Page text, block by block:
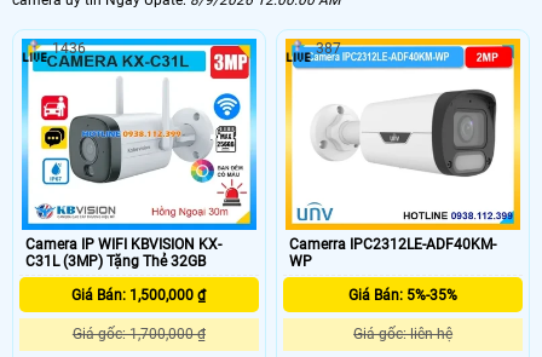
🥉 Lắp Camera KBvision Có Thu Âm
580,000 VNĐ
🏠 Camera Kbvision FULL Color
595,000 VNĐ
🆗 Camera IP KBVISION Siêu Nét
680,000 VNĐ
Camera kbvision
có nhiều mẫu để khách hàng lựa chọn những sản phẩm phù
hợp vói nhu cầu sử dụng của mình. Với chính sách bán hàng chiết khấu cao
An Thành Phát luôn mang đến khách hàng những sản phẩm chất lượng dịch
vụ tốt nhất, Tham khảo thêm các sản phẩm chính hãng Kbvision Bên Dưới.
Camera IP WIFI KBVISION KX-
C31L (3MP) Tặng Thẻ 32GB
Giá Bán: 1,500,000 ₫
Giá gốc: 1,700,000 ₫
1436
Camerra IPC2312LE-ADF40KM-
WP
Giá Bán: 5%-35%
Giá gốc: liên hệ
387